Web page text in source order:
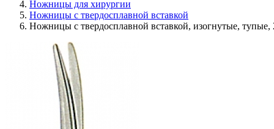
Ножницы для хирургии
Ножницы с твердосплавной вставкой
Ножницы c твердосплавной вставкой, изогнутые, тупые,